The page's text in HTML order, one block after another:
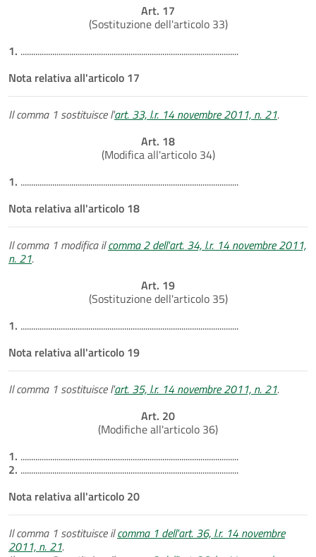
Art. 17
(Sostituzione dell'articolo 33)
1. .......................................................................................................
Nota relativa all'articolo 17
Il comma 1 sostituisce l'art. 33, l.r. 14 novembre 2011, n. 21.
Art. 18
(Modifica all'articolo 34)
1. .......................................................................................................
Nota relativa all'articolo 18
Il comma 1 modifica ilcomma 2 dell'art. 34, l.r. 14 novembre 2011,
n. 21.
Art. 19
(Sostituzione dell'articolo 35)
1. .......................................................................................................
Nota relativa all'articolo 19
Il comma 1 sostituisce l'art. 35, l.r. 14 novembre 2011, n. 21.
Art. 20
(Modifiche all'articolo 36)
1. .......................................................................................................
2. .......................................................................................................
Nota relativa all'articolo 20
Il comma 1 sostituisce ilcomma 1 dell'art. 36, l.r. 14 novembre
2011, n. 21.